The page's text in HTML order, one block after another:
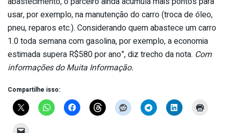
usar, por exemplo, na manutenção do carro (troca de óleo,
pneu, reparos etc.). Considerando quem abastece um carro
1.0 toda semana com gasolina, por exemplo, a economia
estimada supera R$580 por ano”, diz trecho da nota. Com
informações do Muita Informação.
Compartilhe isso: